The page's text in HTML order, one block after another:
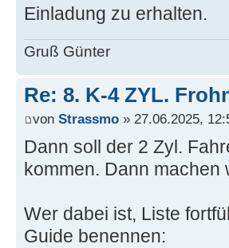
Einladung zu erhalten.
Gruß Günter
Re: 8. K-4 ZYL.
von Strassmo » 27.06.2025,
Dann soll der 2 Zyl.
kommen. Dann machen
Wer dabei ist, Liste
Guide benennen: